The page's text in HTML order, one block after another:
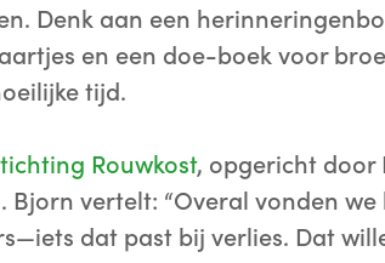
Denk aan een
en een doe-boek voor
tijd.
Rouwkost, opgericht door
vertelt: “Overal vonden
dat past bij verlies. Dat